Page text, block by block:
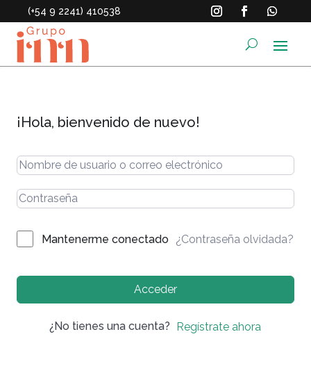
(+54 9 2241) 410538
¡Hola, bienvenido de nuevo!
Mantenerme conectado ¿Contraseña olvidada?
Acceder
¿No tienes una cuenta? Regístrate ahora